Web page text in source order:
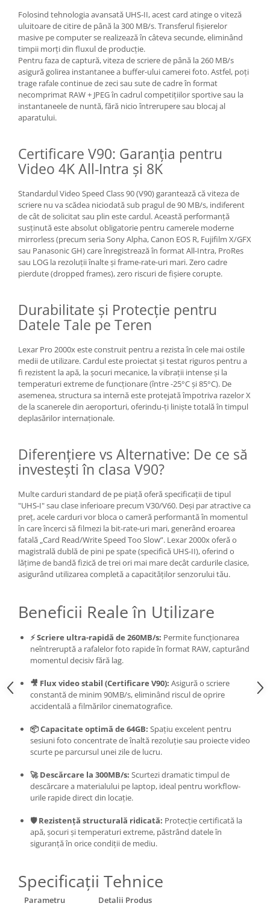
Folosind tehnologia avansată UHS-II, acest card atinge o viteză
uluitoare de citire de până la 300 MB/s. Transferul fișierelor
masive pe computer se realizează în câteva secunde, eliminând
timpii morți din fluxul de producție.
Pentru faza de captură, viteza de scriere de până la 260 MB/s
asigură golirea instantanee a buffer-ului camerei foto. Astfel, poți
trage rafale continue de zeci sau sute de cadre în format
necomprimat RAW + JPEG în cadrul competițiilor sportive sau la
instantaneele de nuntă, fără nicio întrerupere sau blocaj al
aparatului.
Certificare V90: Garanția pentru
Video 4K All-Intra și 8K
Standardul Video Speed Class 90 (V90) garantează că viteza de
scriere nu va scădea niciodată sub pragul de 90 MB/s, indiferent
de cât de solicitat sau plin este cardul. Această performanță
susținută este absolut obligatorie pentru camerele moderne
mirrorless (precum seria Sony Alpha, Canon EOS R, Fujifilm X/GFX
sau Panasonic GH) care înregistrează în format All-Intra, ProRes
sau LOG la rezoluții înalte și frame-rate-uri mari. Zero cadre
pierdute (dropped frames), zero riscuri de fișiere corupte.
Durabilitate și Protecție pentru
Datele Tale pe Teren
Lexar Pro 2000x este construit pentru a rezista în cele mai ostile
medii de utilizare. Cardul este proiectat și testat riguros pentru a
fi rezistent la apă, la șocuri mecanice, la vibrații intense și la
temperaturi extreme de funcționare (între -25°C și 85°C). De
asemenea, structura sa internă este protejată împotriva razelor X
de la scanerele din aeroporturi, oferindu-ți liniște totală în timpul
deplasărilor internaționale.
Diferențiere vs Alternative: De ce să
investești în clasa V90?
Multe carduri standard de pe piață oferă specificații de tipul
"UHS-I" sau clase inferioare precum V30/V60. Deși par atractive ca
preț, acele carduri vor bloca o cameră performantă în momentul
în care încerci să filmezi la bit-rate-uri mari, generând eroarea
fatală „Card Read/Write Speed Too Slow”. Lexar 2000x oferă o
magistrală dublă de pini pe spate (specifică UHS-II), oferind o
lățime de bandă fizică de trei ori mai mare decât cardurile clasice,
asigurând utilizarea completă a capacităților senzorului tău.
Beneficii Reale în Utilizare
⚡ Scriere ultra-rapidă de 260MB/s: Permite funcționarea
neîntreruptă a rafalelor foto rapide în format RAW, capturând
momentul decisiv fără lag.
🎥 Flux video stabil (Certificare V90): Asigură o scriere
constantă de minim 90MB/s, eliminând riscul de oprire
accidentală a filmărilor cinematografice.
📦 Capacitate optimă de 64GB: Spațiu excelent pentru
sesiuni foto concentrate de înaltă rezoluție sau proiecte video
scurte pe parcursul unei zile de lucru.
🚀 Descărcare la 300MB/s: Scurtezi dramatic timpul de
descărcare a materialului pe laptop, ideal pentru workflow-
urile rapide direct din locație.
🛡️ Rezistență structurală ridicată: Protecție certificată la
apă, șocuri și temperaturi extreme, păstrând datele în
siguranță în orice condiții de mediu.
Specificații Tehnice
Parametru Detalii Produs